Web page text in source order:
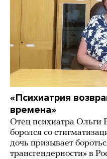
«Психиатрия
времена»
Отец психиатра Ольги
боролся со
дочь призывает
трансгендерности» в